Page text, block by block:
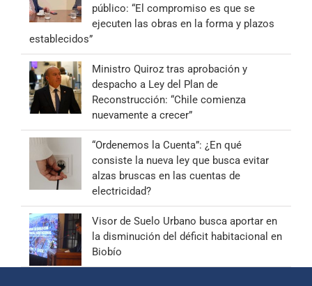
público: “El compromiso es que se
ejecuten las obras en la forma y plazos
establecidos”
Ministro Quiroz tras aprobación y
despacho a Ley del Plan de
Reconstrucción: “Chile comienza
nuevamente a crecer”
“Ordenemos la Cuenta”: ¿En qué
consiste la nueva ley que busca evitar
alzas bruscas en las cuentas de
electricidad?
Visor de Suelo Urbano busca aportar en
la disminución del déficit habitacional en
Biobío